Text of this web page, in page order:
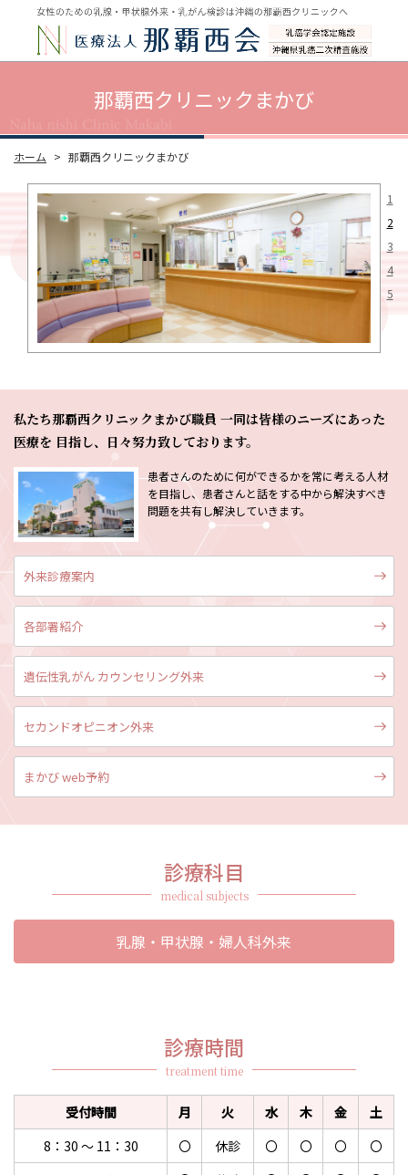
那覇西クリニックまかび
ホーム 那覇西クリニックまかび
1
2
3
4
5
私たち那覇西クリニックまかび職員 一同は皆様のニーズにあった
医療を 目指し、日々努力致しております。
患者さんのために何ができるかを常に考える人材
を目指し、患者さんと話をする中から解決すべき
問題を共有し解決していきます。
外来診療案内
各部署紹介
遺伝性乳がん カウンセリング外来
セカンドオピニオン外来
まかび web予約
診療科目
medical subjects
乳腺・甲状腺・婦人科外来
診療時間
treatment time
受付時間 月 火 水 木 金
土
8：30 ～ 11：30
〇 休診 〇 〇 〇
〇